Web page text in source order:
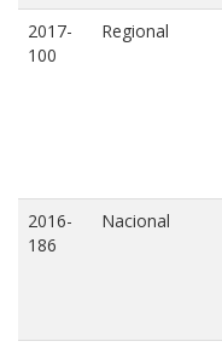
2017-
100
Regional
2016-
186
Nacional